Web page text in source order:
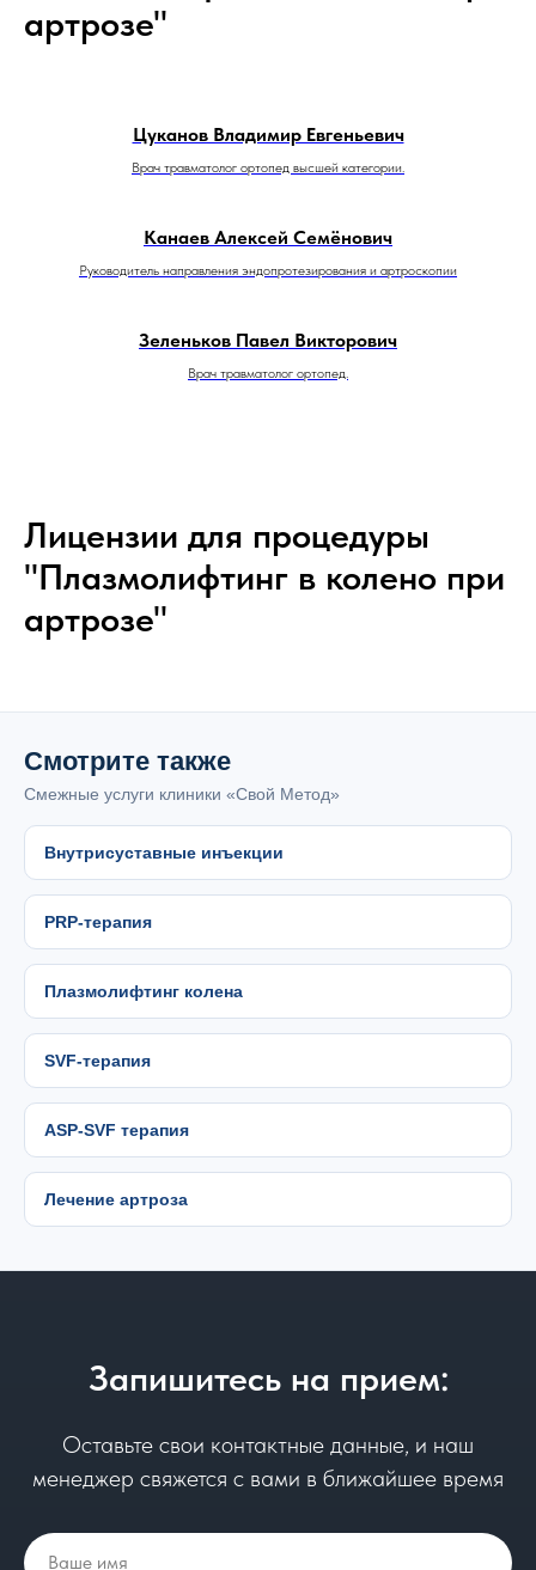
артрозе"
Цуканов Владимир Евгеньевич
Врач травматолог ортопед высшей категории.
Канаев Алексей Семёнович
Руководитель направления эндопротезирования и артроскопии
Зеленьков Павел Викторович
Врач травматолог ортопед.
Лицензии для процедуры
"Плазмолифтинг в колено при
артрозе"
Смотрите также
Смежные услуги клиники «Свой Метод»
Внутрисуставные инъекции
PRP-терапия
Плазмолифтинг колена
SVF-терапия
ASP-SVF терапия
Лечение артроза
Запишитесь на прием:
Оставьте свои контактные данные, и наш
менеджер свяжется с вами в ближайшее время